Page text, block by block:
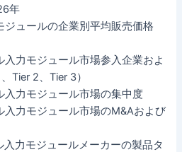
年
ュールの企業別平均販売価格
力モジュール市場参入企業およ
Tier 2、Tier 3）
入力モジュール市場の集中度
力モジュール市場のM&Aおよび
力モジュールメーカーの製品タ